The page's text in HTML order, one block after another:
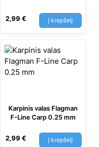
2,99 € Į krepšelį
Karpinis valas Flagman
F-Line Carp 0.25 mm
2,99 € Į krepšelį